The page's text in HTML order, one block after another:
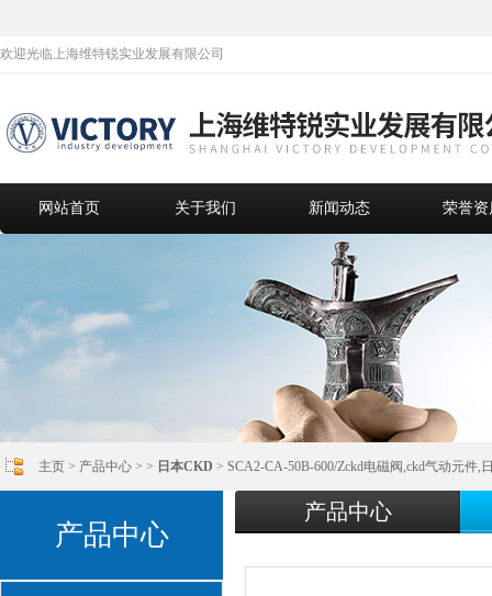
欢迎光临上海维特锐实业发展有限公司
网站首页 关于我们 新闻动态 荣誉资
主页 > 产品中心 > > 日本CKD > SCA2-CA-50B-600/Zckd电磁阀,ckd气动元件,
产品中心
产品中心